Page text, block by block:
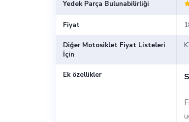
Yedek Parça Bulunabilirliği
Fiyat
Diğer Motosiklet Fiyat Listeleri
İçin
Ek özellikler